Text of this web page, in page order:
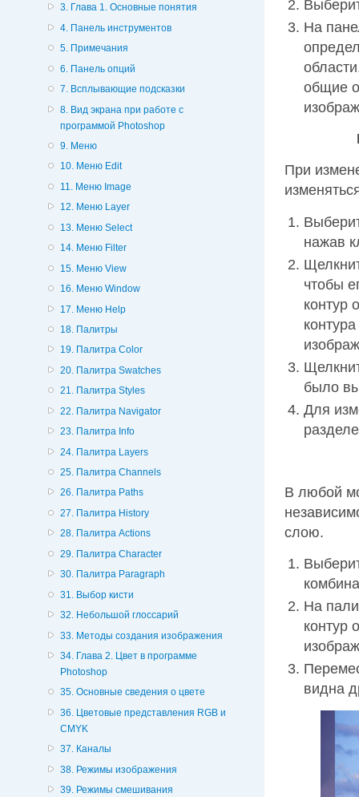
3. Глава 1. Основные понятия
4. Панель инструментов
5. Примечания
6. Панель опций
7. Всплывающие подсказки
8. Вид экрана при работе с
программой Photoshop
9. Меню
10. Меню Edit
11. Меню Image
12. Меню Layer
13. Меню Select
14. Меню Filter
15. Меню View
16. Меню Window
17. Меню Help
18. Палитры
19. Палитра Color
20. Палитра Swatches
21. Палитра Styles
22. Палитра Navigator
23. Палитра Info
24. Палитра Layers
25. Палитра Channels
26. Палитра Paths
27. Палитра History
28. Палитра Actions
29. Палитра Character
30. Палитра Paragraph
31. Выбор кисти
32. Небольшой глоссарий
33. Методы создания изображения
34. Глава 2. Цвет в программе
Photoshop
35. Основные сведения о цвете
36. Цветовые представления RGB и
CMYK
37. Каналы
38. Режимы изображения
39. Режимы смешивания
На
общие
При
нажав
чтобы
контур
было
Для
В любой
слою.
На
контур
видна